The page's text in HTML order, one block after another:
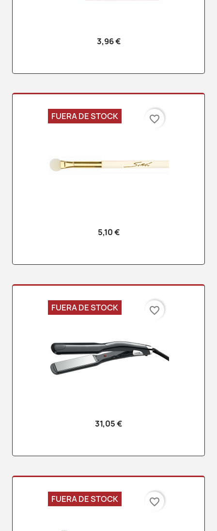
3,96 €
5,10 €
FUERA DE STOCK favorite_border
31,05 €
FUERA DE STOCK favorite_border
FUERA DE STOCK favorite_border